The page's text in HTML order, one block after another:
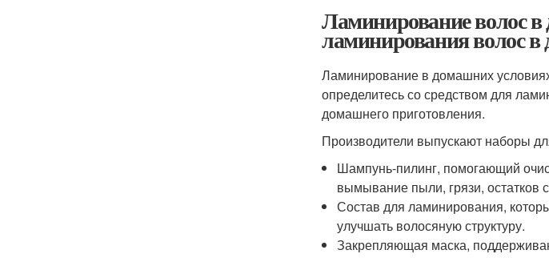
Ламинирование волос
ламинирования волос
Ламинирование в домашних
определитесь со средством для
домашнего приготовления.
Производители выпускают наборы
Шампунь-пилинг, помогающий
вымывание пыли, грязи, остатков
Состав для ламинирования,
улучшать волосяную структуру.
Закрепляющая маска,